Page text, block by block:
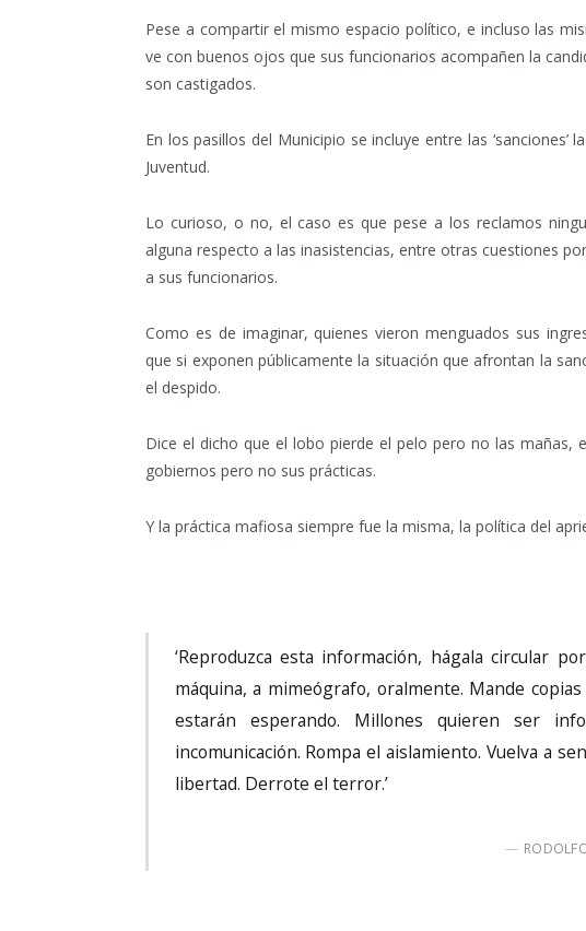
Pese a compartir el mismo espacio político, e incluso las
ve con buenos ojos que sus funcionarios acompañen la
son castigados.
En los pasillos del Municipio se incluye entre las
Juventud.
Lo curioso, o no, el caso es que pese a los reclamos
alguna respecto a las inasistencias, entre otras cuestiones
a sus funcionarios.
Como es de imaginar, quienes vieron menguados sus
que si exponen públicamente la situación que afrontan la
el despido.
Dice el dicho que el lobo pierde el pelo pero no las mañas,
gobiernos pero no sus prácticas.
Y la práctica mafiosa siempre fue la misma, la política del
‘Reproduzca esta información, hágala circular
máquina, a mimeógrafo, oralmente. Mande
estarán esperando. Millones quieren ser
incomunicación. Rompa el aislamiento. Vuelva a
libertad. Derrote el terror.’